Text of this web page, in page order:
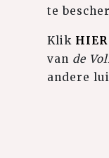
te
Klik HIER
van de
andere